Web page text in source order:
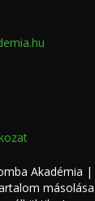
Akadémia